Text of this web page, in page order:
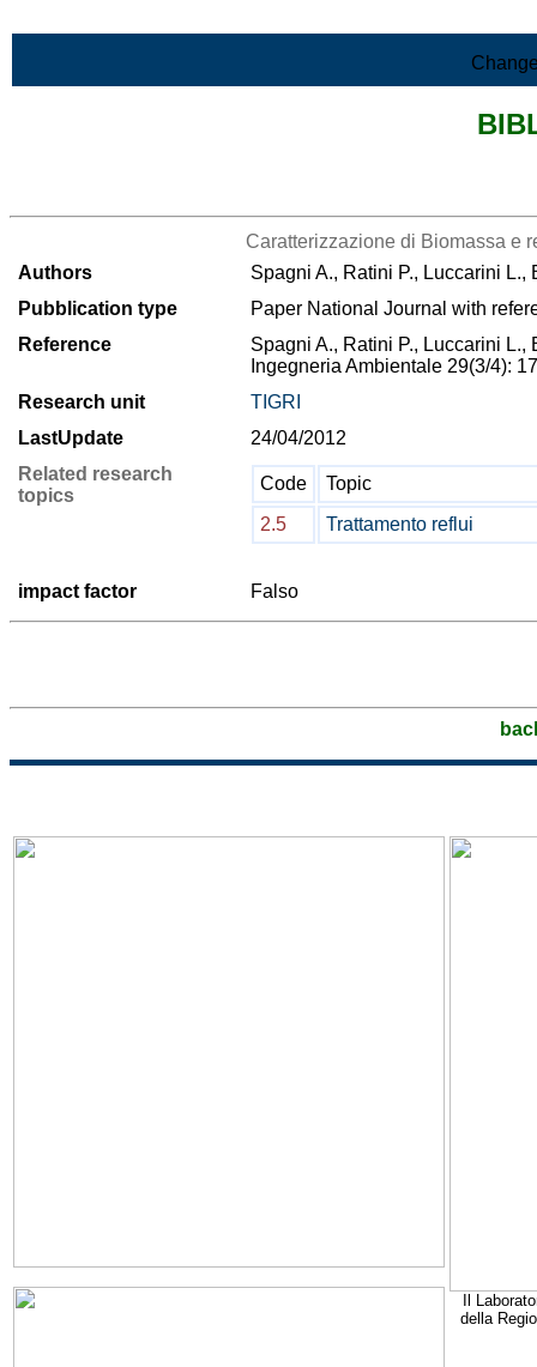
Caratterizzazione di Biomassa e
Authors
Spagni A., Ratini P., Luccarini L.,
Pubblication type
Paper National Journal with
Reference
Spagni A., Ratini P., Luccarini L.,
Ingegneria Ambientale 29(3/4):
Research unit
TIGRI
LastUpdate
24/04/2012
Related research
topics
Code
Topic
2.5
Trattamento reflui
impact factor Falso
Il
della